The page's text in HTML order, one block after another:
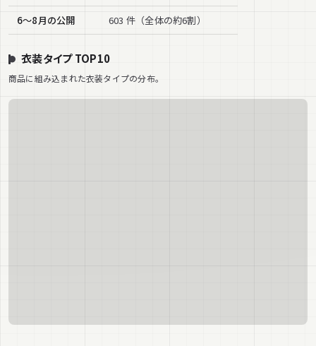
6〜8月の公開 603 件（全体の約6割）
衣装タイプ TOP10
商品に組み込まれた衣装タイプの分布。